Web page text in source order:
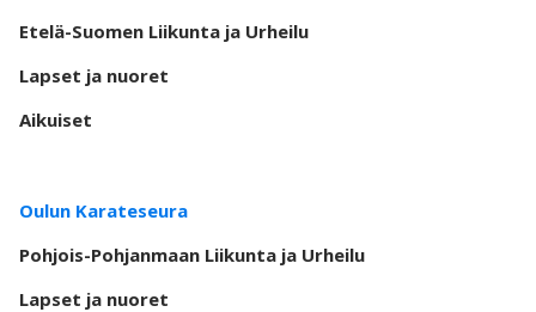
Etelä-Suomen Liikunta ja Urheilu
Lapset ja nuoret
Aikuiset
Oulun Karateseura
Pohjois-Pohjanmaan Liikunta ja Urheilu
Lapset ja nuoret